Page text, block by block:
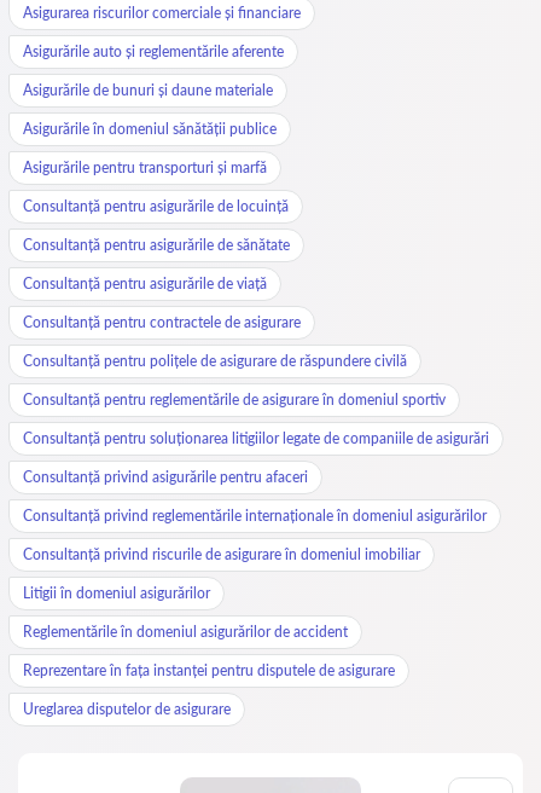
Asigurarea riscurilor comerciale și financiare
Asigurările auto și reglementările aferente
Asigurările de bunuri și daune materiale
Asigurările în domeniul sănătății publice
Asigurările pentru transporturi și marfă
Consultanță pentru asigurările de locuință
Consultanță pentru asigurările de sănătate
Consultanță pentru asigurările de viață
Consultanță pentru contractele de asigurare
Consultanță pentru polițele de asigurare de răspundere civilă
Consultanță pentru reglementările de asigurare în domeniul sportiv
Consultanță pentru soluționarea litigiilor legate de companiile de asigurări
Consultanță privind asigurările pentru afaceri
Consultanță privind reglementările internaționale în domeniul asigurărilor
Consultanță privind riscurile de asigurare în domeniul imobiliar
Litigii în domeniul asigurărilor
Reglementările în domeniul asigurărilor de accident
Reprezentare în fața instanței pentru disputele de asigurare
Ureglarea disputelor de asigurare